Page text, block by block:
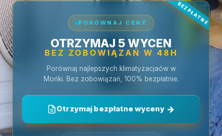
PORÓWNAJ CENY
OTRZYMAJ 5 WYCEN
BEZ ZOBOWIĄZAŃ W 48H
Porównaj najlepszych klimatyzacjaów w
Mońki. Bez zobowiązań, 100% bezpłatnie.
Otrzymaj bezpłatne wyceny